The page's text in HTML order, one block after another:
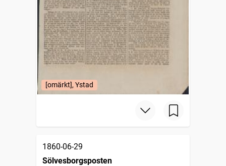
[omärkt], Ystad
1860-06-29
Sölvesborgsposten